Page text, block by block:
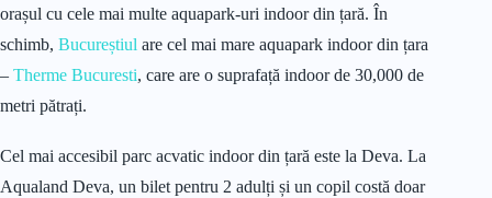
orașul cu cele mai multe aquapark-uri indoor din țară. În
schimb, Bucureștiul are cel mai mare aquapark indoor din țara
– Therme Bucuresti, care are o suprafață indoor de 30,000 de
metri pătrați.
Cel mai accesibil parc acvatic indoor din țară este la Deva. La
Aqualand Deva, un bilet pentru 2 adulți și un copil costă doar